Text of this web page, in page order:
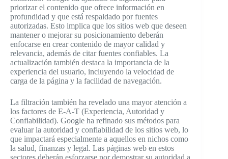
priorizar el contenido que ofrece información en
profundidad y que está respaldado por fuentes
autorizadas. Esto implica que los sitios web que deseen
mantener o mejorar su posicionamiento deberán
enfocarse en crear contenido de mayor calidad y
relevancia, además de citar fuentes confiables. La
actualización también destaca la importancia de la
experiencia del usuario, incluyendo la velocidad de
carga de la página y la facilidad de navegación.
La filtración también ha revelado una mayor atención a
los factores de E-A-T (Experiencia, Autoridad y
Confiabilidad). Google ha refinado sus métodos para
evaluar la autoridad y confiabilidad de los sitios web, lo
que impactará especialmente a aquellos en nichos como
la salud, finanzas y legal. Las páginas web en estos
sectores deberán esforzarse por demostrar su autoridad a